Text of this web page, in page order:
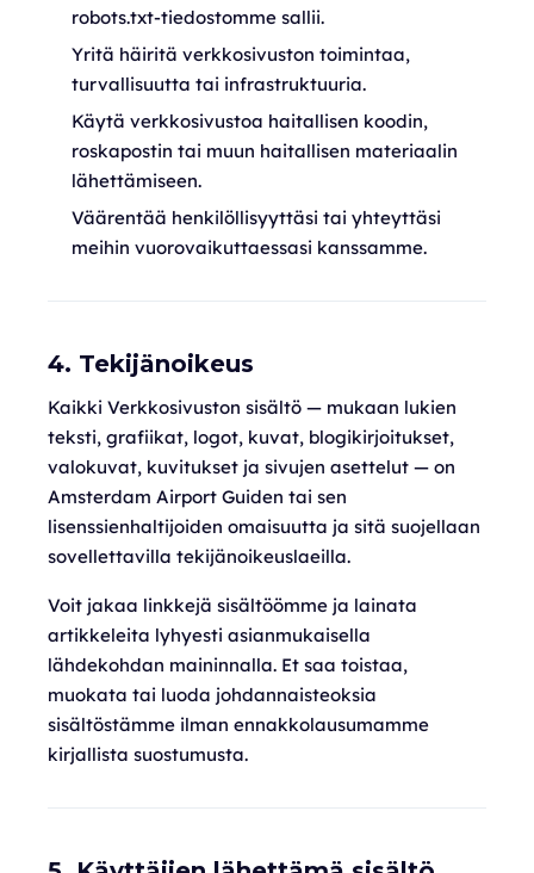
robots.txt-tiedostomme sallii.
Yritä häiritä verkkosivuston toimintaa,
turvallisuutta tai infrastruktuuria.
Käytä verkkosivustoa haitallisen koodin,
roskapostin tai muun haitallisen materiaalin
lähettämiseen.
Väärentää henkilöllisyyttäsi tai yhteyttäsi
meihin vuorovaikuttaessasi kanssamme.
4. Tekijänoikeus
Kaikki Verkkosivuston sisältö — mukaan lukien
teksti, grafiikat, logot, kuvat, blogikirjoitukset,
valokuvat, kuvitukset ja sivujen asettelut — on
Amsterdam Airport Guiden tai sen
lisenssienhaltijoiden omaisuutta ja sitä suojellaan
sovellettavilla tekijänoikeuslaeilla.
Voit jakaa linkkejä sisältöömme ja lainata
artikkeleita lyhyesti asianmukaisella
lähdekohdan maininnalla. Et saa toistaa,
muokata tai luoda johdannaisteoksia
sisältöstämme ilman ennakkolausumamme
kirjallista suostumusta.